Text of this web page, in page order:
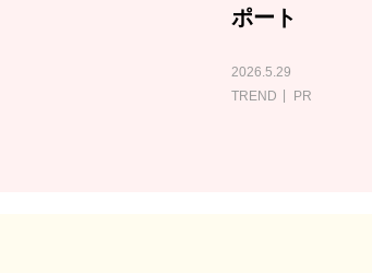
ポート
2026.5.29
TREND
PR